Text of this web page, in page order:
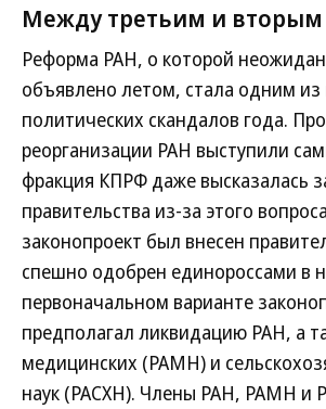
Между третьим и вторым
Реформа РАН, о которой
объявлено летом, стала одним из
политических скандалов года.
реорганизации РАН выступили
фракция КПРФ даже высказалась
правительства из-за этого
законопроект был внесен
спешно одобрен единороссами в
первоначальном варианте
предполагал ликвидацию РАН, а
медицинских (РАМН) и
наук (РАСХН). Члены РАН, РАМН и